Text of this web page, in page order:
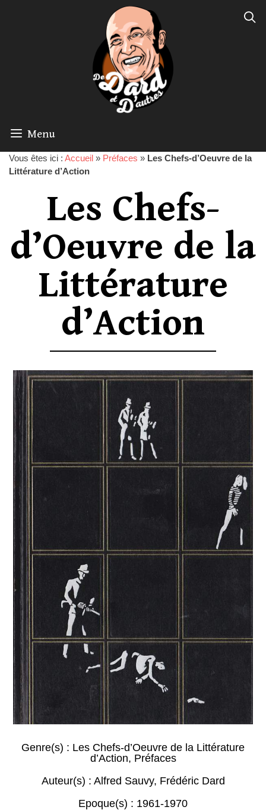
Menu
Vous êtes ici : Accueil » Préfaces » Les Chefs-d’Oeuvre de la
Littérature d’Action
Les Chefs-
d’Oeuvre de la
Littérature
d’Action
Genre(s) : Les Chefs-d’Oeuvre de la Littérature
d’Action, Préfaces
Auteur(s) : Alfred Sauvy, Frédéric Dard
Epoque(s) : 1961-1970